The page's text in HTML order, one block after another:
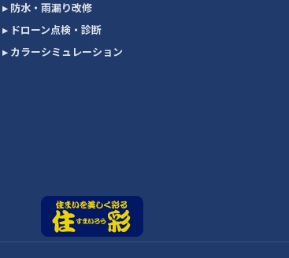
▸ 防水・雨漏り改修
▸ ドローン点検・診断
▸ カラーシミュレーション